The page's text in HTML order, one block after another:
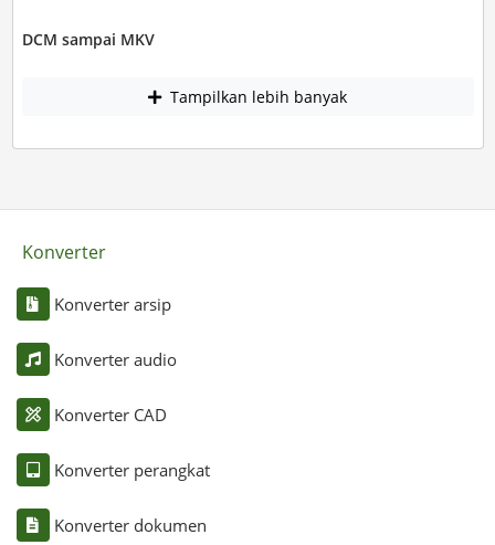
DCM sampai MKV
Tampilkan lebih banyak
Konverter
Konverter arsip
Konverter audio
Konverter CAD
Konverter perangkat
Konverter dokumen